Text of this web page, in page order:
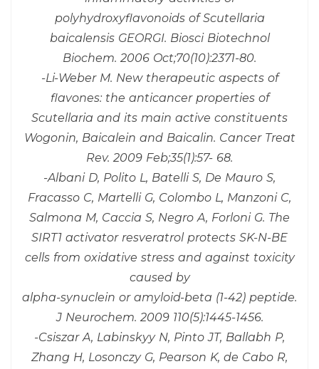
polyhydroxyflavonoids of Scutellaria
baicalensis GEORGI. Biosci Biotechnol
Biochem. 2006 Oct;70(10):2371-80.
-Li-Weber M. New therapeutic aspects of
flavones: the anticancer properties of
Scutellaria and its main active constituents
Wogonin, Baicalein and Baicalin. Cancer Treat
Rev. 2009 Feb;35(1):57- 68.
-Albani D, Polito L, Batelli S, De Mauro S,
Fracasso C, Martelli G, Colombo L, Manzoni C,
Salmona M, Caccia S, Negro A, Forloni G. The
SIRT1 activator resveratrol protects SK-N-BE
cells from oxidative stress and against toxicity
caused by
alpha-synuclein or amyloid-beta (1-42) peptide.
J Neurochem. 2009 110(5):1445-1456.
-Csiszar A, Labinskyy N, Pinto JT, Ballabh P,
Zhang H, Losonczy G, Pearson K, de Cabo R,